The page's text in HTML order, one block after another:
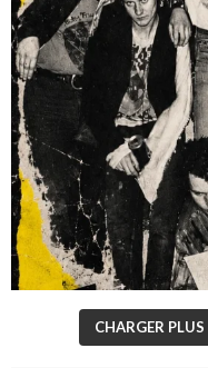
CHARGER PLUS